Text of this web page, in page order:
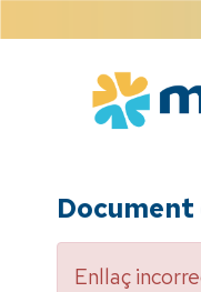
contingut
Enllaç